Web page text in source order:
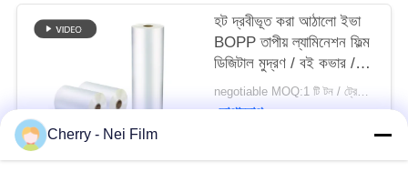
হট দ্রবীভূত করা আঠালো ইভা
BOPP তাপীয় ল্যামিনেশন ফিল্ম
ডিজিটাল মুদ্রণ / বই কভার /
উপহার বক্স জন্য
negotiable MOQ:1 টি টন / ট্রেইলের অর্ডার আলোচনা সাপেক্ষ
যোগাযোগ
Cherry - Nei Film